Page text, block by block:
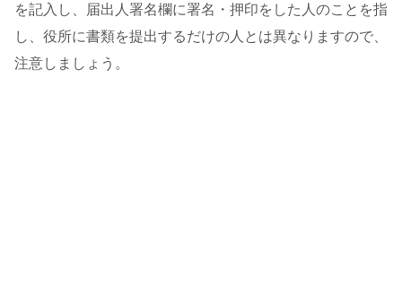
を記入し、届出人署名欄に署名・押印をした人のことを指
し、役所に書類を提出するだけの人とは異なりますので、
注意しましょう。